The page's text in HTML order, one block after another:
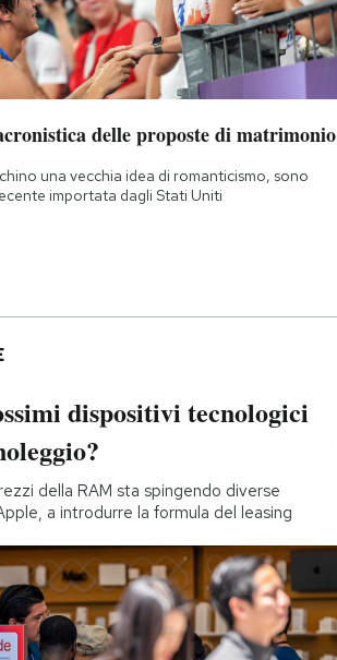
delle proposte di matrimonio
una vecchia idea di romanticismo, sono
importata dagli Stati Uniti
dispositivi tecnologici
della RAM sta spingendo diverse
a introdurre la formula del leasing